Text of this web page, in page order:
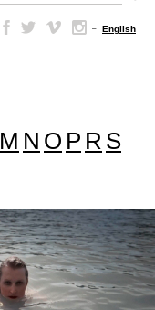
– English
M N O P R S